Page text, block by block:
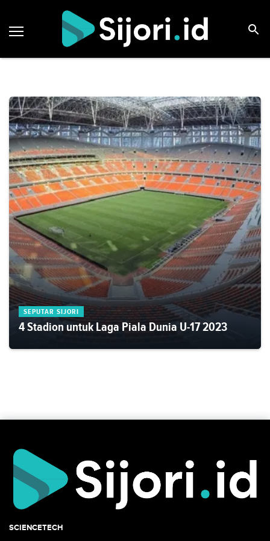
SEPUTAR SIJORI
4 Stadion untuk Laga Piala Dunia U-17 2023
SCIENCETECH